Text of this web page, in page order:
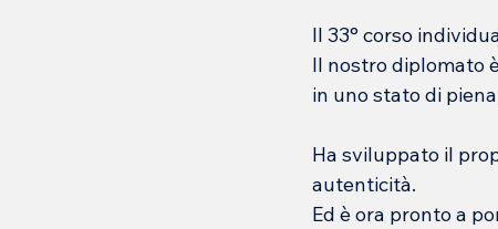
Il 33° corso
Il nostro diplomato
in uno stato di
Ha sviluppato il
autenticità.
Ed è ora pronto a